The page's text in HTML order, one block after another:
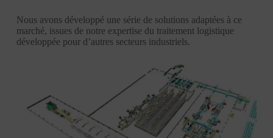
Nous avons développé une série de solutions adaptées à ce
marché, issues de notre expertise du traitement logistique
développée pour d’autres secteurs industriels.